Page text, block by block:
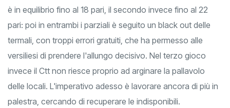
è in equilibrio fino al 18 pari, il secondo invece fino al 22
pari: poi in entrambi i parziali è seguito un black out delle
termali, con troppi errori gratuiti, che ha permesso alle
versiliesi di prendere l'allungo decisivo. Nel terzo gioco
invece il Ctt non riesce proprio ad arginare la pallavolo
delle locali. L'imperativo adesso è lavorare ancora di più in
palestra, cercando di recuperare le indisponibili.